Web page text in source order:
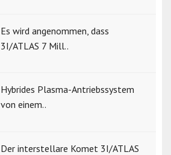
Es wird angenommen, dass
3I/ATLAS 7 Mill..
Hybrides Plasma-Antriebssystem
von einem..
Der interstellare Komet 3I/ATLAS